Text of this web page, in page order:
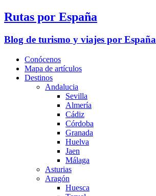
Rutas por España
Blog de turismo y viajes por España
Conócenos
Mapa de artículos
Destinos
Andalucia
Sevilla
Almería
Cádiz
Córdoba
Granada
Huelva
Jaen
Málaga
Asturias
Aragón
Huesca